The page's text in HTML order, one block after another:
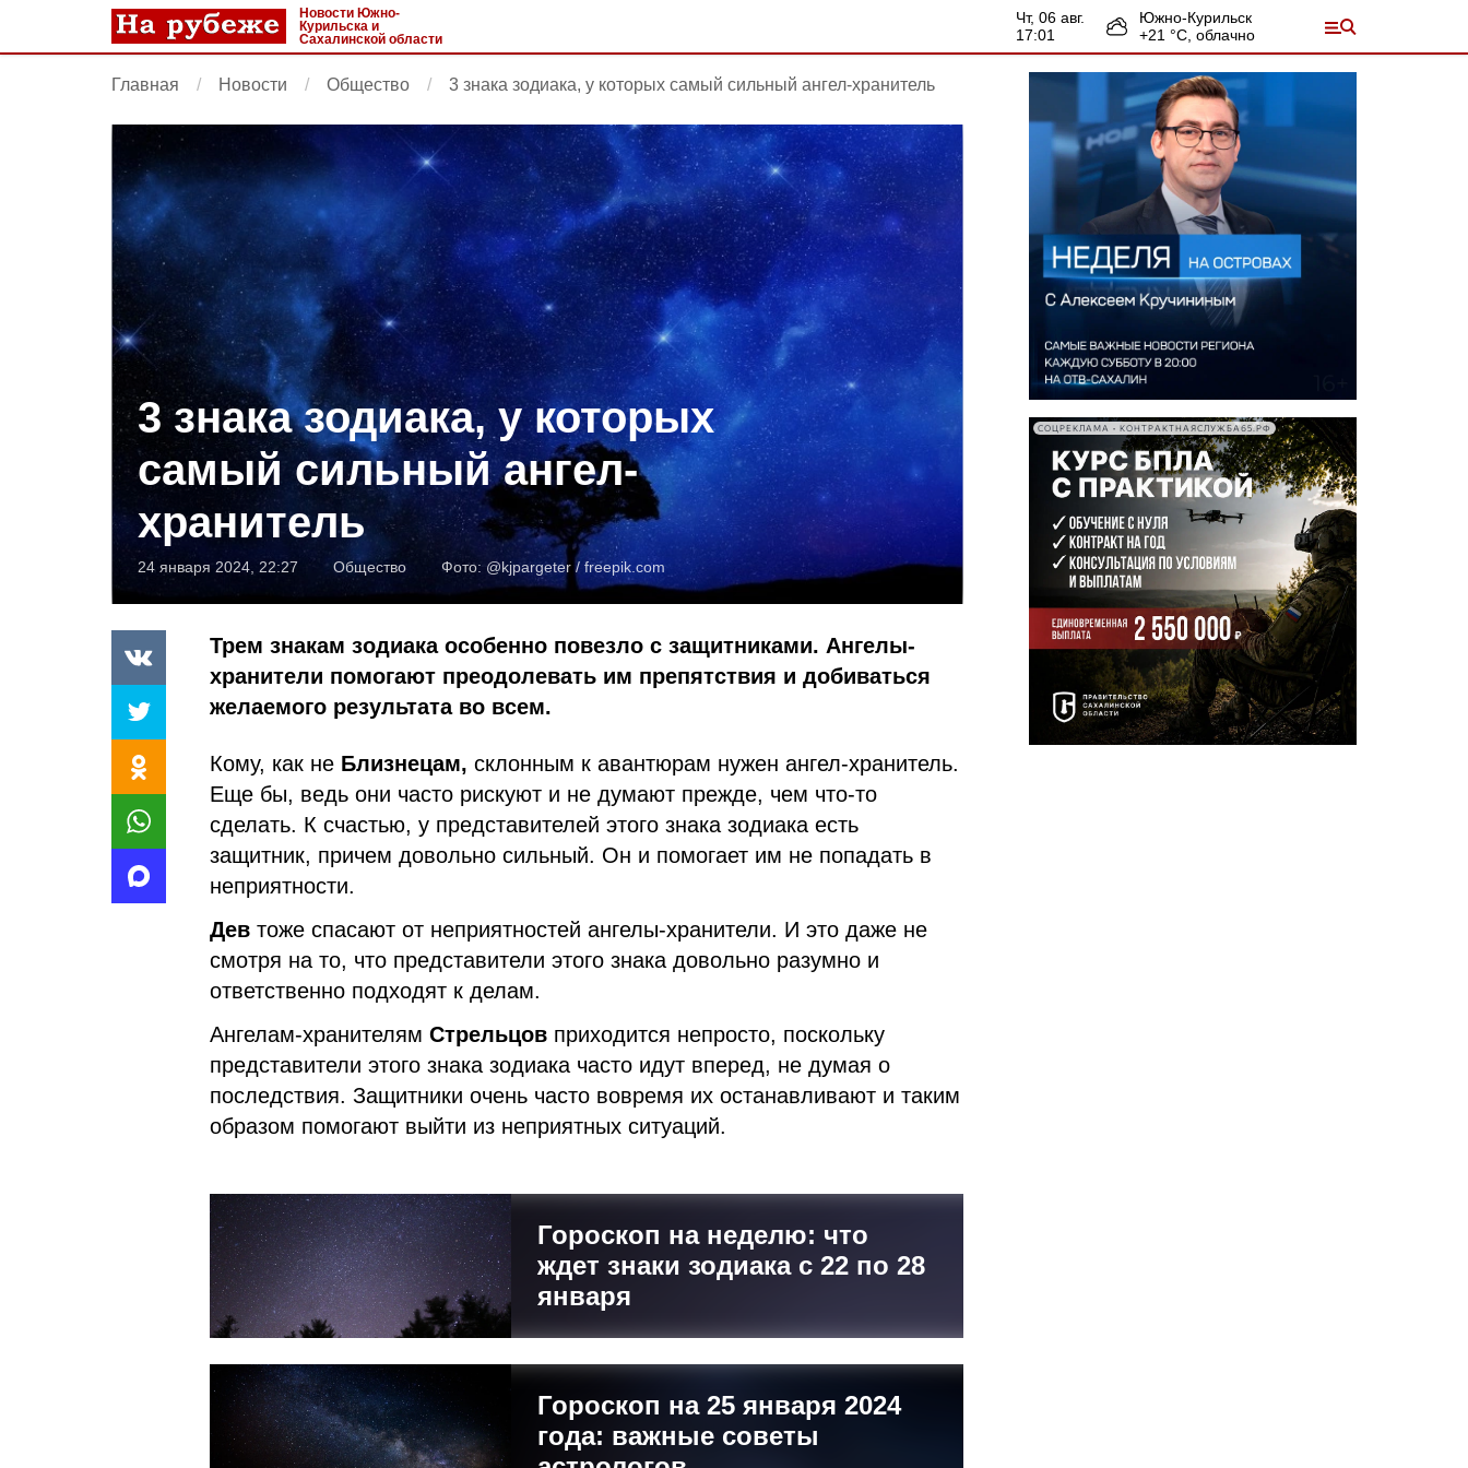
Новости Южно-
Курильска и
Сахалинской области
чт, 06 авг.
17:01
Южно-Курильск
+21 °С, облачно
Главная Новости Общество 3 знака зодиака, у которых самый сильный ангел-хранитель
3 знака зодиака, у которых
самый сильный ангел-
хранитель
24 января 2024, 22:27 Общество Фото: @kjpargeter / freepik.com
Трем знакам зодиака особенно повезло с защитниками. Ангелы-
хранители помогают преодолевать им препятствия и добиваться
желаемого результата во всем.
Кому, как не Близнецам, склонным к авантюрам нужен ангел-хранитель.
Еще бы, ведь они часто рискуют и не думают прежде, чем что-то
сделать. К счастью, у представителей этого знака зодиака есть
защитник, причем довольно сильный. Он и помогает им не попадать в
неприятности.
Дев тоже спасают от неприятностей ангелы-хранители. И это даже не
смотря на то, что представители этого знака довольно разумно и
ответственно подходят к делам.
Ангелам-хранителям Стрельцов приходится непросто, поскольку
представители этого знака зодиака часто идут вперед, не думая о
последствия. Защитники очень часто вовремя их останавливают и таким
образом помогают выйти из неприятных ситуаций.
Гороскоп на неделю: что
ждет знаки зодиака с 22 по 28
января
Гороскоп на 25 января 2024
года: важные советы
СОЦРЕКЛАМА • КОНТРАКТНАЯСЛУЖБА65.РФ